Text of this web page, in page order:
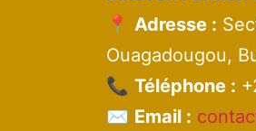
📍 Adresse :
Ouagadougou,
📞 Téléphone :
✉️ Email :